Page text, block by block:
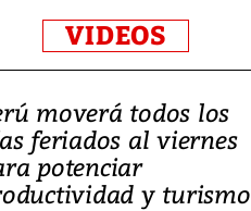
VIDEOS
moverá todos los
feriados al viernes
potenciar
y turismo